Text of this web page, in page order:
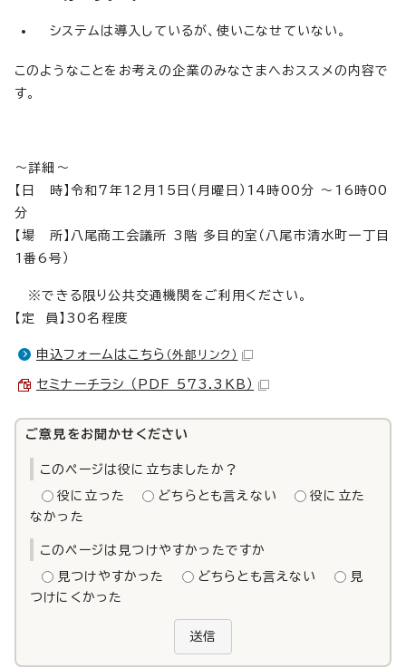
システムは導入しているが、使いこなせていない。
このようなことをお考えの企業のみなさまへおススメの内容で
す。
～詳細～
【日 時】令和7年12月15日（月曜日）14時00分 〜16時00
分
【場 所】八尾商工会議所 3階 多目的室（八尾市清水町一丁目
1番6号）
※できる限り公共交通機関をご利用ください。
【定 員】30名程度
申込フォームはこちら （外部リンク）
セミナーチラシ （PDF 573.3KB）
ご意見をお聞かせください
このページは役に立ちましたか？
役に立った どちらとも言えない
役に立た
なかった
このページは見つけやすかったですか
見つけやすかった どちらとも言えない
見
つけにくかった
送信